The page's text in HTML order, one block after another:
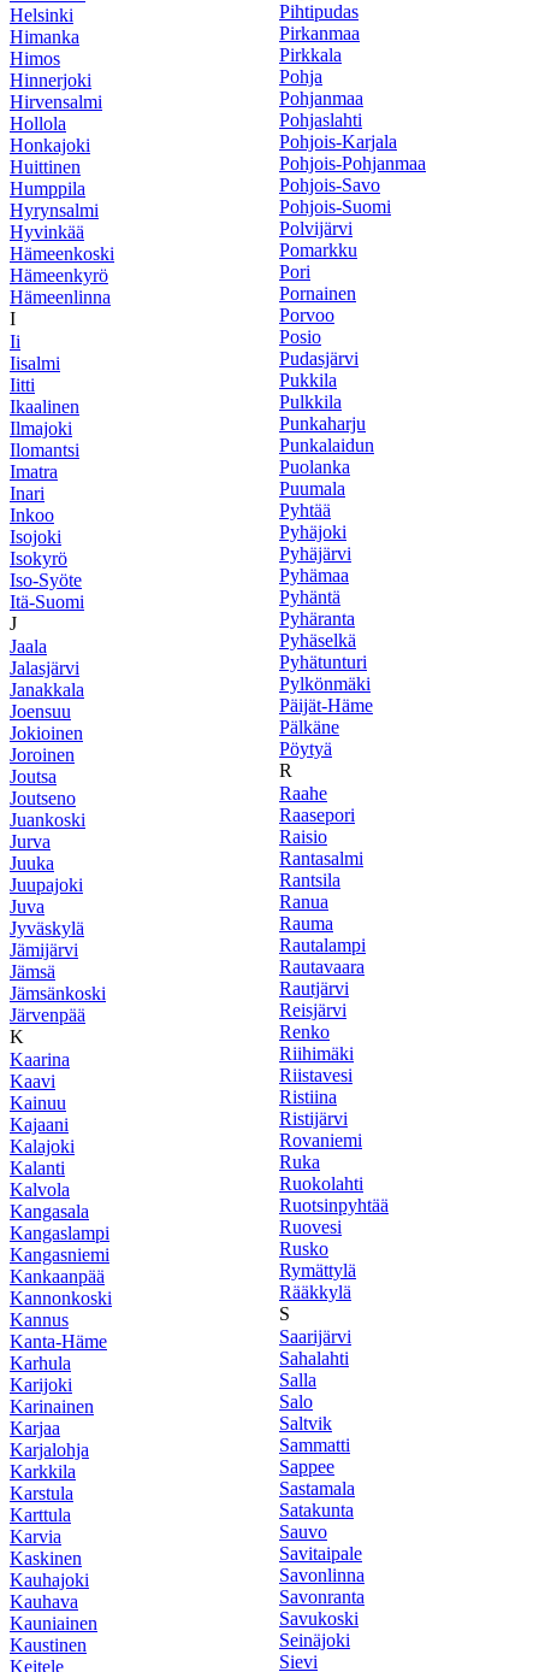
Helsinki
Himanka
Himos
Hinnerjoki
Hirvensalmi
Hollola
Honkajoki
Huittinen
Humppila
Hyrynsalmi
Hyvinkää
Hämeenkoski
Hämeenkyrö
Hämeenlinna
I
Ii
Iisalmi
Iitti
Ikaalinen
Ilmajoki
Ilomantsi
Imatra
Inari
Inkoo
Isojoki
Isokyrö
Iso-Syöte
Itä-Suomi
J
Jaala
Jalasjärvi
Janakkala
Joensuu
Jokioinen
Joroinen
Joutsa
Joutseno
Juankoski
Jurva
Juuka
Juupajoki
Juva
Jyväskylä
Jämijärvi
Jämsä
Jämsänkoski
Järvenpää
K
Kaarina
Kaavi
Kainuu
Kajaani
Kalajoki
Kalanti
Kalvola
Kangasala
Kangaslampi
Kangasniemi
Kankaanpää
Kannonkoski
Kannus
Kanta-Häme
Karhula
Karijoki
Karinainen
Karjaa
Karjalohja
Karkkila
Karstula
Karttula
Karvia
Kaskinen
Kauhajoki
Kauhava
Kauniainen
Kaustinen
Keitele
Pihtipudas
Pirkanmaa
Pirkkala
Pohja
Pohjanmaa
Pohjaslahti
Pohjois-Karjala
Pohjois-Pohjanmaa
Pohjois-Savo
Pohjois-Suomi
Polvijärvi
Pomarkku
Pori
Pornainen
Porvoo
Posio
Pudasjärvi
Pukkila
Pulkkila
Punkaharju
Punkalaidun
Puolanka
Puumala
Pyhtää
Pyhäjoki
Pyhäjärvi
Pyhämaa
Pyhäntä
Pyhäranta
Pyhäselkä
Pyhätunturi
Pylkönmäki
Päijät-Häme
Pälkäne
Pöytyä
R
Raahe
Raasepori
Raisio
Rantasalmi
Rantsila
Ranua
Rauma
Rautalampi
Rautavaara
Rautjärvi
Reisjärvi
Renko
Riihimäki
Riistavesi
Ristiina
Ristijärvi
Rovaniemi
Ruka
Ruokolahti
Ruotsinpyhtää
Ruovesi
Rusko
Rymättylä
Rääkkylä
S
Saarijärvi
Sahalahti
Salla
Salo
Saltvik
Sammatti
Sappee
Sastamala
Satakunta
Sauvo
Savitaipale
Savonlinna
Savonranta
Savukoski
Seinäjoki
Sievi